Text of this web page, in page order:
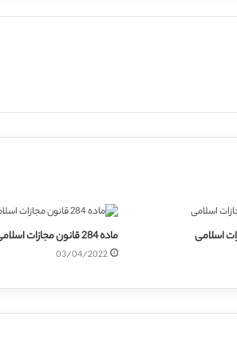
ماده 284 قانون مجازات اسلامی
03/04/2022